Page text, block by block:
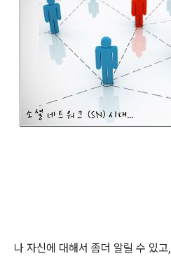
나 자신에 대해서 좀더 알릴 수 있고,